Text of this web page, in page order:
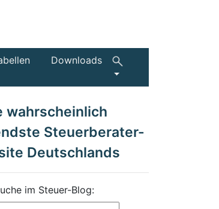
Downloads
wahrscheinlich
Steuerberater-
Deutschlands
im Steuer-Blog: